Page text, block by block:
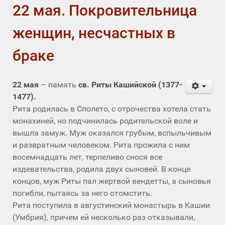
22 мая. Покровительница
женщин, несчастных в
браке
22 мая – память св. Риты Кашийской (1377-
1477).
Рита родилась в Сполето, с отрочества хотела стать
монахиней, но подчинилась родительской воле и
вышла замуж. Муж оказался грубым, вспыльчивым
и развратным человеком. Рита прожила с ним
восемнадцать лет, терпеливо снося все
издевательства, родила двух сыновей. В конце
концов, муж Риты пал жертвой вендетты, а сыновья
погибли, пытаясь за него отомстить.
Рита поступила в августинский монастырь в Кашии
(Умбрия), причем ей несколько раз отказывали,